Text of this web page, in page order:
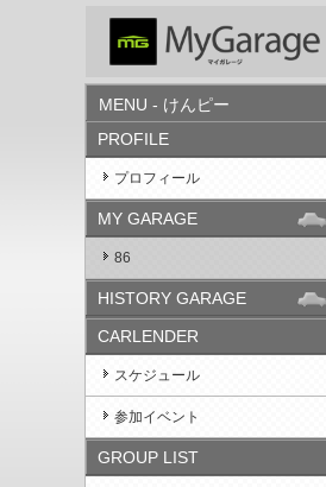
MENU - けんピー
PROFILE
プロフィール
MY GARAGE
86
HISTORY GARAGE
CARLENDER
スケジュール
参加イベント
GROUP LIST